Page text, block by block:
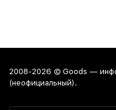
2008-2026 © Goods —
(неофициальный).